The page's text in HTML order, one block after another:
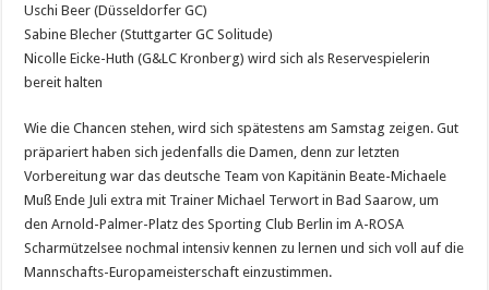
Uschi Beer (Düsseldorfer GC)
Sabine Blecher (Stuttgarter GC Solitude)
Nicolle Eicke-Huth (G&LC Kronberg) wird sich als Reservespielerin
bereit halten
Wie die Chancen stehen, wird sich spätestens am Samstag zeigen. Gut
präpariert haben sich jedenfalls die Damen, denn zur letzten
Vorbereitung war das deutsche Team von Kapitänin Beate-Michaele
Muß Ende Juli extra mit Trainer Michael Terwort in Bad Saarow, um
den Arnold-Palmer-Platz des Sporting Club Berlin im A-ROSA
Scharmützelsee nochmal intensiv kennen zu lernen und sich voll auf die
Mannschafts-Europameisterschaft einzustimmen.